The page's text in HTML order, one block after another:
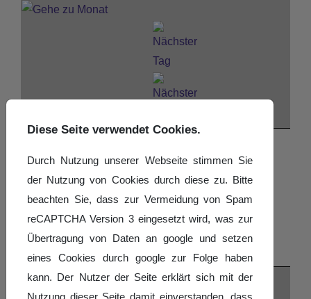
Nach Monat
Nach Woche
Gehe zu Monat
Diese Seite verwendet Cookies.
Durch Nutzung unserer Webseite stimmen Sie
der Nutzung von Cookies durch diese zu. Bitte
beachten Sie, dass zur Vermeidung von Spam
reCAPTCHA Version 3 eingesetzt wird, was zur
Übertragung von Daten an google und setzen
eines Cookies durch google zur Folge haben
kann. Der Nutzer der Seite erklärt sich mit der
Nutzung dieser Seite damit einverstanden, dass